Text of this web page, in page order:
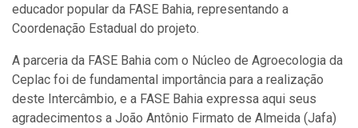
educador popular da FASE Bahia, representando a
Coordenação Estadual do projeto.
A parceria da FASE Bahia com o Núcleo de Agroecologia da
Ceplac foi de fundamental importância para a realização
deste Intercâmbio, e a FASE Bahia expressa aqui seus
agradecimentos a João Antônio Firmato de Almeida (Jafa)